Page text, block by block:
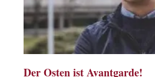
Der Osten ist Avantgarde!